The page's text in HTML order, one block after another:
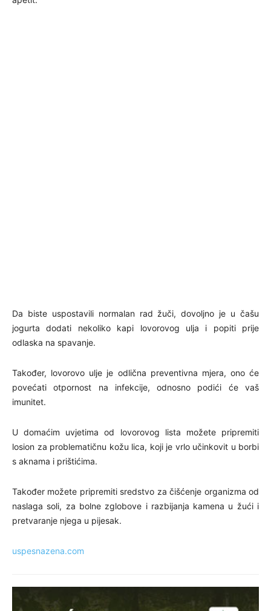
Da biste uspostavili normalan rad žuči, dovoljno je u čašu
jogurta dodati nekoliko kapi lovorovog ulja i popiti prije
odlaska na spavanje.
Također, lovorovo ulje je odlična preventivna mjera, ono će
povećati otpornost na infekcije, odnosno podići će vaš
imunitet.
U domaćim uvjetima od lovorovog lista možete pripremiti
losion za problematičnu kožu lica, koji je vrlo učinkovit u borbi
s aknama i prištićima.
Također možete pripremiti sredstvo za čišćenje organizma od
naslaga soli, za bolne zglobove i razbijanja kamena u žući i
pretvaranje njega u pijesak.
uspesnazena.com